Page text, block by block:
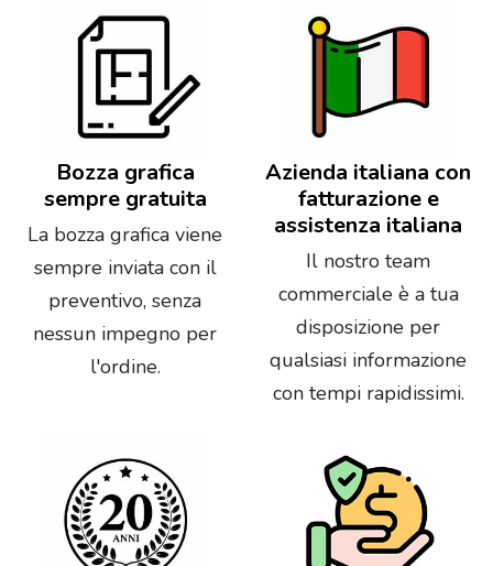
Bozza grafica
sempre gratuita
La bozza grafica viene
sempre inviata con il
preventivo, senza
nessun impegno per
l'ordine.
Azienda italiana con
fatturazione e
assistenza italiana
Il nostro team
commerciale è a tua
disposizione per
qualsiasi informazione
con tempi rapidissimi.